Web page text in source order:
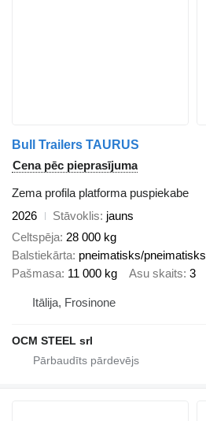
Bull Trailers TAURUS
Cena pēc pieprasījuma
Zema profila platforma puspiekabe
2026
Stāvoklis jauns
Celtspēja 28 000 kg
Balstiekārta pneimatisks/pneimatisks
Pašmasa 11 000 kg Asu skaits 3
Itālija, Frosinone
OCM STEEL srl